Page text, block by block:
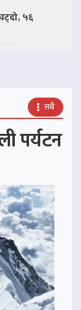
५६
सबै
पर्यटन